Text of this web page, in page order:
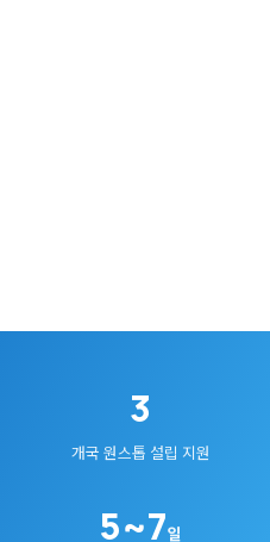
3
개국 원스톱 설립 지원
5~7일